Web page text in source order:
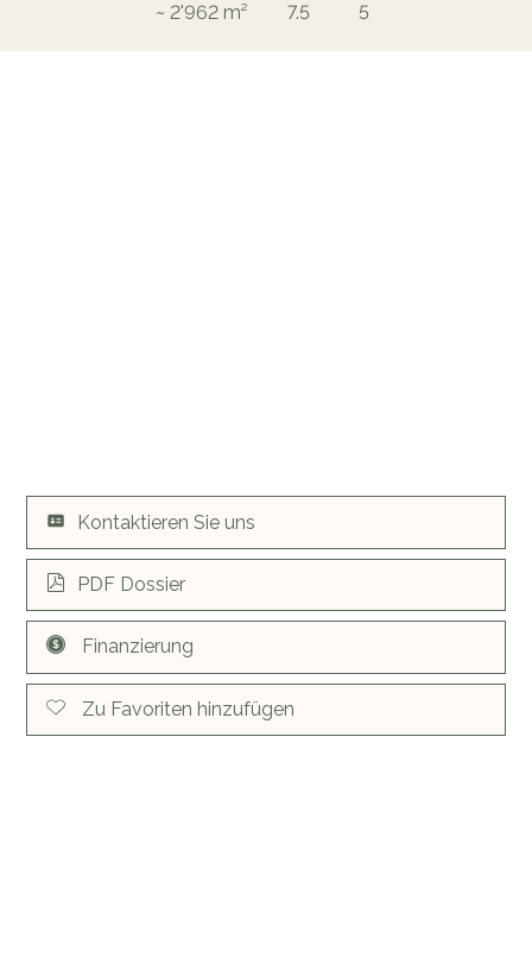
~ 2'962 m² 7.5 5
Kontaktieren Sie uns
PDF Dossier
Finanzierung
Zu Favoriten hinzufügen